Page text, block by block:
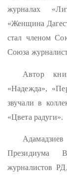
журналах
«Женщина
стал членом
Союза
Автор
«Надежда»,
звучали в
«Цвета радуги».
Президиума
журналистов